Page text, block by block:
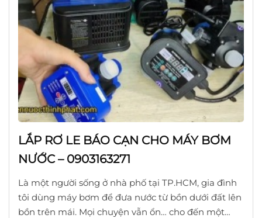
LẮP RƠ LE BÁO CẠN CHO MÁY BƠM
NƯỚC – 0903163271
Là một người sống ở nhà phố tại TP.HCM, gia đình
tôi dùng máy bơm để đưa nước từ bồn dưới đất lên
bồn trên mái. Mọi chuyện vẫn ổn… cho đến một